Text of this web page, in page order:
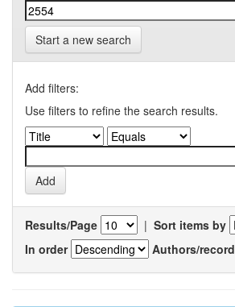
Start a new search
Add filters:
Use filters to refine the search results.
Results/Page | Sort items by
In order
Authors/record